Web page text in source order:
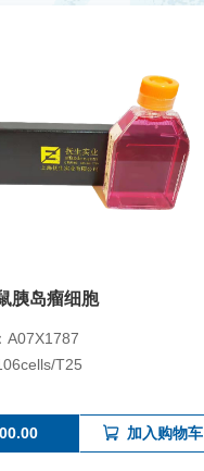
胰岛瘤细胞
A07X1787
T25
加入购物车